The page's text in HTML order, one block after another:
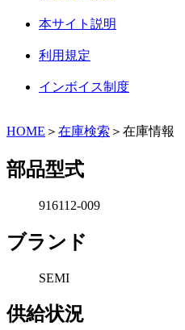
本サイト説明
利用規定
インボイス制度
HOME ＞ 在庫検索 ＞在庫情報
部品型式
916112-009
ブランド
SEMI
供給状況